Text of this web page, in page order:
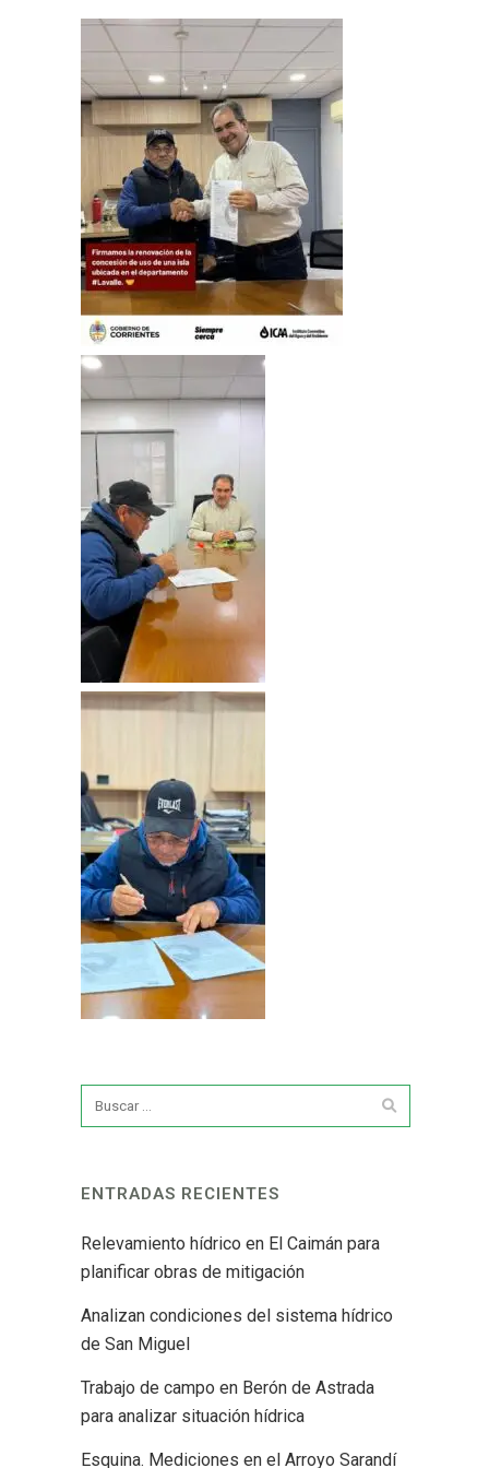
ENTRADAS RECIENTES
Relevamiento hídrico en El Caimán para
planificar obras de mitigación
Analizan condiciones del sistema hídrico
de San Miguel
Trabajo de campo en Berón de Astrada
para analizar situación hídrica
Esquina. Mediciones en el Arroyo Sarandí